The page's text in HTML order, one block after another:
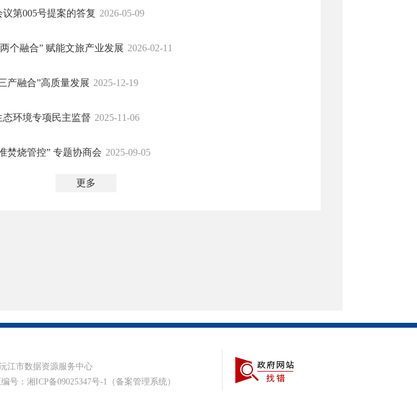
第005号提案的答复 2026-05-09
个融合” 赋能文旅产业发展 2026-02-11
产融合”高质量发展 2025-12-19
环境专项民主监督 2025-11-06
焚烧管控” 专题协商会 2025-09-05
更多
江市数据资源服务中心
号：湘ICP备09025347号-1 （备案管理系统）